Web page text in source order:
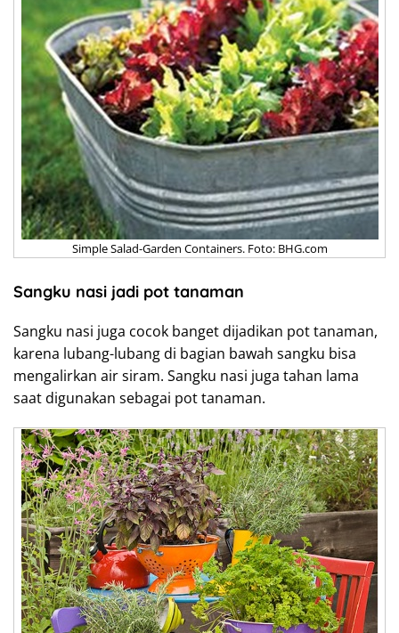
Simple Salad-Garden Containers. Foto: BHG.com
Sangku nasi jadi pot tanaman
Sangku nasi juga cocok banget dijadikan pot tanaman,
karena lubang-lubang di bagian bawah sangku bisa
mengalirkan air siram. Sangku nasi juga tahan lama
saat digunakan sebagai pot tanaman.